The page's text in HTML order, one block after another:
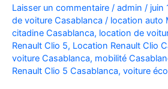
Laisser un commentaire / admin / juin
de voiture Casablanca / location auto
citadine Casablanca, location de
Renault Clio 5, Location Renault Clio
voiture Casablanca, mobilité
Renault Clio 5 Casablanca, voiture